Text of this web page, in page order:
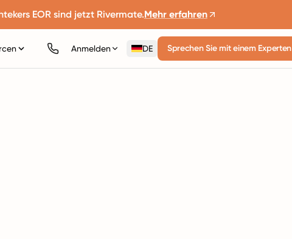
EOR sind jetzt Rivermate.Mehr erfahren
Anmelden DE Sprechen Sie mit einem Experten